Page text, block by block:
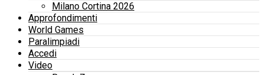
Milano Cortina 2026
Approfondimenti
World Games
Paralimpiadi
Accedi
Video